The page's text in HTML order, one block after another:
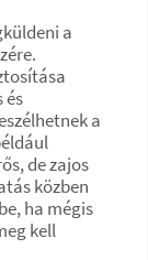
a
és
a
de zajos
közben
ha mégis
kell